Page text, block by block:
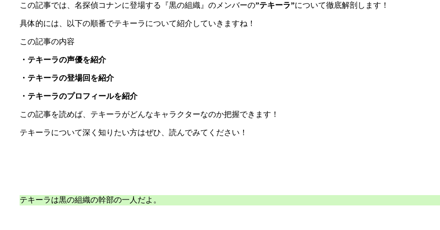
この記事では、名探偵コナンに登場する『黒の組織』のメンバーの”テキーラ”について徹底解剖します！
具体的には、以下の順番でテキーラについて紹介していきますね！
この記事の内容
・テキーラの声優を紹介
・テキーラの登場回を紹介
・テキーラのプロフィールを紹介
この記事を読めば、テキーラがどんなキャラクターなのか把握できます！
テキーラについて深く知りたい方はぜひ、読んでみてください！
テキーラは黒の組織の幹部の一人だよ。